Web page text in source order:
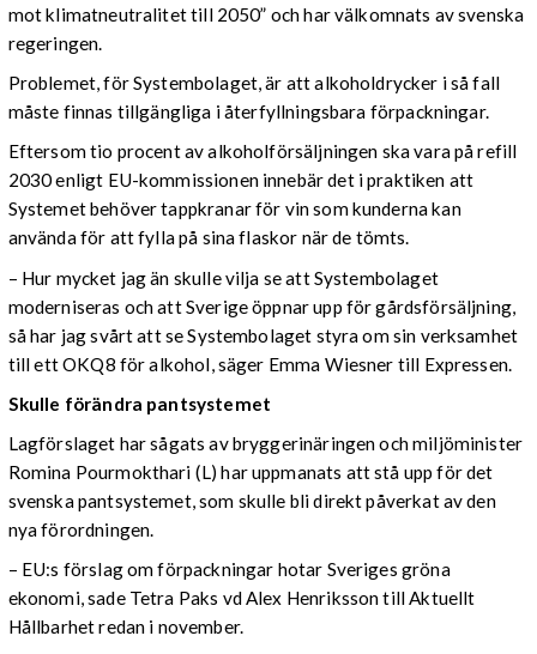
mot klimatneutralitet till 2050” och har välkomnats av svenska
regeringen.
Problemet, för Systembolaget, är att alkoholdrycker i så fall
måste finnas tillgängliga i återfyllningsbara förpackningar.
Eftersom tio procent av alkoholförsäljningen ska vara på refill
2030 enligt EU-kommissionen innebär det i praktiken att
Systemet behöver tappkranar för vin som kunderna kan
använda för att fylla på sina flaskor när de tömts.
– Hur mycket jag än skulle vilja se att Systembolaget
moderniseras och att Sverige öppnar upp för gårdsförsäljning,
så har jag svårt att se Systembolaget styra om sin verksamhet
till ett OKQ8 för alkohol, säger Emma Wiesner till Expressen.
Skulle förändra pantsystemet
Lagförslaget har sågats av bryggerinäringen och miljöminister
Romina Pourmokthari (L) har uppmanats att stå upp för det
svenska pantsystemet, som skulle bli direkt påverkat av den
nya förordningen.
– EU:s förslag om förpackningar hotar Sveriges gröna
ekonomi, sade Tetra Paks vd Alex Henriksson till Aktuellt
Hållbarhet redan i november.